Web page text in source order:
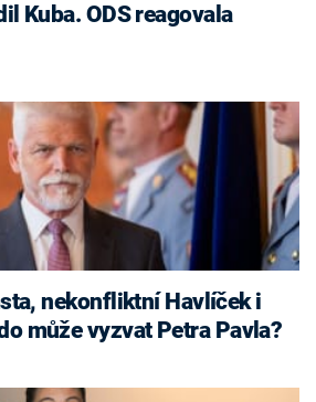
Kuba. ODS reagovala
může vyzvat Petra Pavla?